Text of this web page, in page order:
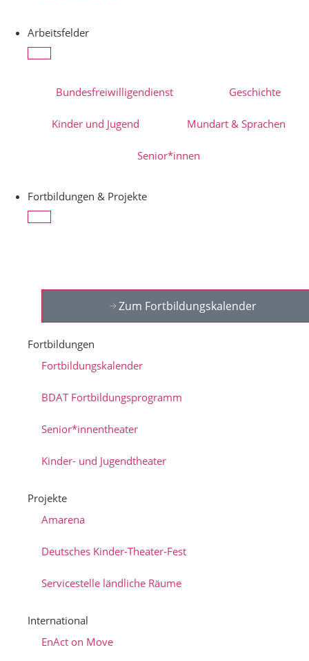
Arbeitsfelder
Bundesfreiwilligendienst Geschichte
Kinder und Jugend Mundart & Sprachen
Senior*innen
Fortbildungen & Projekte
Zum Fortbildungskalender
Fortbildungen
Fortbildungskalender
BDAT Fortbildungsprogramm
Senior*innentheater
Kinder- und Jugendtheater
Projekte
Amarena
Deutsches Kinder-Theater-Fest
Servicestelle ländliche Räume
International
EnAct on Move